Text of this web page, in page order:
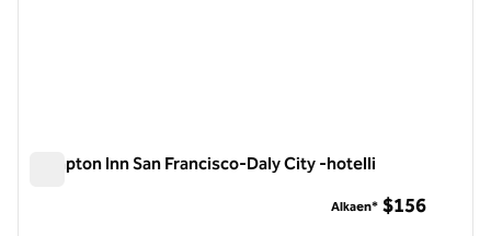
Hampton Inn San Francisco-Daly City -hotelli
Alkaen* $156